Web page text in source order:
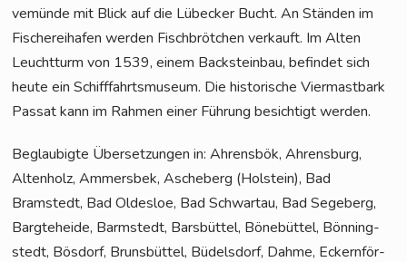
ve­mün­de mit Blick auf die Lübe­cker Bucht. An Stän­den im
Fische­rei­ha­fen wer­den Fisch­bröt­chen ver­kauft. Im Alten
Leucht­turm von 1539, einem Back­stein­bau, befin­det sich
heu­te ein Schiff­fahrts­mu­se­um. Die his­to­ri­sche Vier­mast­bark
Pas­sat kann im Rah­men einer Füh­rung besich­tigt werden.
Beglau­big­te Über­set­zun­gen in: Ahrens­bök, Ahrens­burg,
Alten­holz, Ammers­bek, Asche­berg (Hol­stein), Bad
Bramstedt, Bad Oldes­loe, Bad Schwar­tau, Bad Sege­berg,
Barg­te­he­i­de, Barm­stedt, Bars­büt­tel, Böne­büt­tel, Bön­ning­
stedt, Bös­dorf, Bruns­büt­tel, Büdels­dorf, Dah­me, Eckern­för­